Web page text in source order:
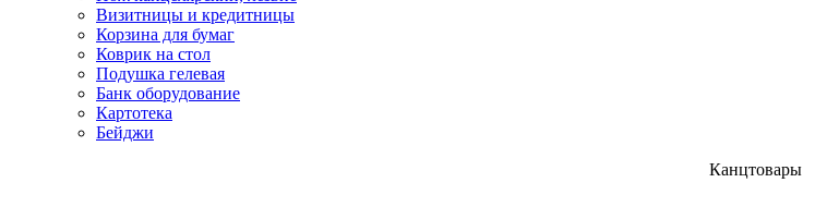
Визитницы и кредитницы
Корзина для бумаг
Коврик на стол
Подушка гелевая
Банк оборудование
Картотека
Бейджи
Канцтовары